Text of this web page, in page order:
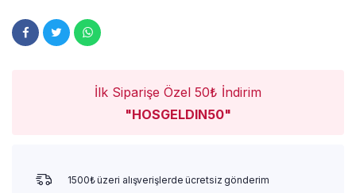
İlk Siparişe Özel 50₺ İndirim
"HOSGELDIN50"
1500₺ üzeri alışverişlerde ücretsiz gönderim